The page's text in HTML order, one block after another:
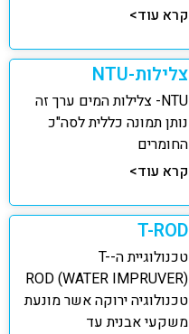
קרא עוד>
צלילות-NTU
NTU- צלילות המים ערך זה
נותן תמונה כללית לסה"כ
החומרים
קרא עוד>
T-ROD
טכנולוגיית ה-T-
ROD (WATER IMPRUVER)
טכנולוגיה ירוקה אשר מונעת
משקעי אבנית עד